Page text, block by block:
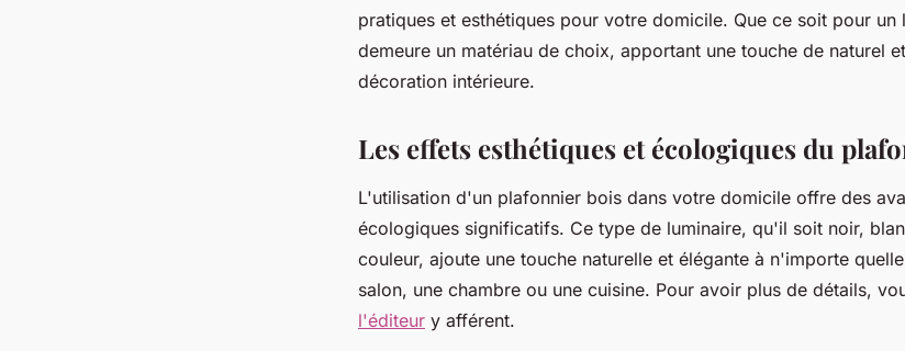
pratiques et esthétiques pour votre domicile. Que ce soit pour
demeure un matériau de choix, apportant une touche de naturel
décoration intérieure.
Les effets esthétiques et écologiques du
L'utilisation d'un plafonnier bois dans votre domicile offre des
écologiques significatifs. Ce type de luminaire, qu'il soit noir,
couleur, ajoute une touche naturelle et élégante à n'importe
salon, une chambre ou une cuisine. Pour avoir plus de détails,
l'éditeur y afférent.